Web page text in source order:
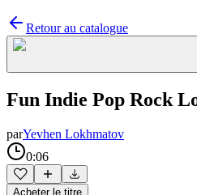
Retour au catalogue
Fun Indie Pop Rock
parYevhen Lokhmatov
0:06
Acheter le titre